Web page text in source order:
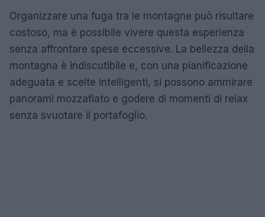
Organizzare una fuga tra le montagne può risultare
costoso, ma è possibile vivere questa esperienza
senza affrontare spese eccessive. La bellezza della
montagna è indiscutibile e, con una pianificazione
adeguata e scelte intelligenti, si possono ammirare
panorami mozzafiato e godere di momenti di relax
senza svuotare il portafoglio.